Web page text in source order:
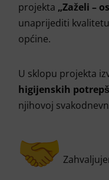
projekta „Zaželi –
unaprijediti
općine.
U sklopu projekta
higijenskih
njihovoj